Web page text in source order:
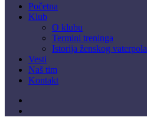
Početna
Klub
O klubu
Termini treninga
Istorija ženskog vaterpola
Vesti
Naš tim
Kontakt